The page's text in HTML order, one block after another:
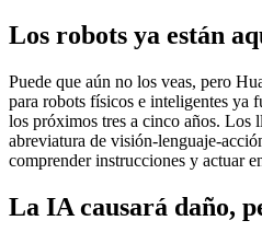
Los robots ya están
Puede que aún no los veas, pero
para robots físicos e inteligentes ya
los próximos tres a cinco años. Los
abreviatura de visión-lenguaje-
comprender instrucciones y actuar
La IA causará daño,